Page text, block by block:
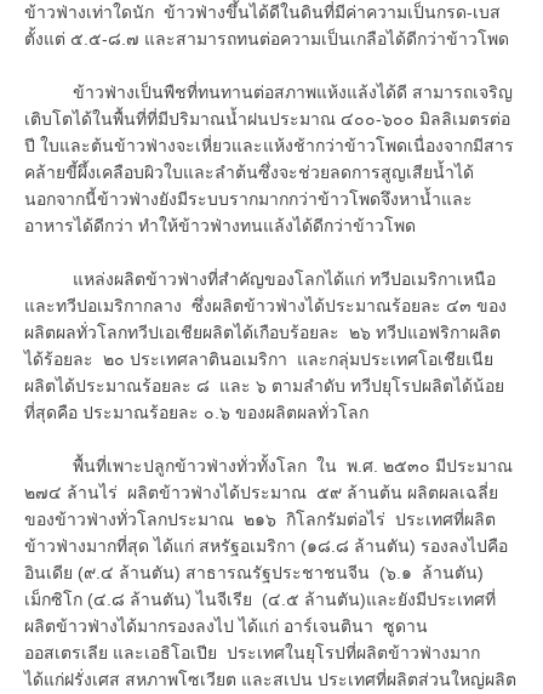
ข้าวฟ่างเท่าใดนัก ข้าวฟ่างขึ้นได้ดีในดินที่มีค่าความเป็นกรด-เบส
ตั้งแต่ ๕.๕-๘.๗ และสามารถทนต่อความเป็นเกลือได้ดีกว่าข้าวโพด
ข้าวฟ่างเป็นพืชที่ทนทานต่อสภาพแห้งแล้งได้ดี สามารถเจริญ
เติบโตได้ในพื้นที่ที่มีปริมาณน้ำฝนประมาณ ๔๐๐-๖๐๐ มิลลิเมตรต่อ
ปี ใบและต้นข้าวฟ่างจะเหี่ยวและแห้งช้ากว่าข้าวโพดเนื่องจากมีสาร
คล้ายขี้ผึ้งเคลือบผิวใบและลำต้นซึ่งจะช่วยลดการสูญเสียน้ำได้
นอกจากนี้ข้าวฟ่างยังมีระบบรากมากกว่าข้าวโพดจึงหาน้ำและ
อาหารได้ดีกว่า ทำให้ข้าวฟ่างทนแล้งได้ดีกว่าข้าวโพด
แหล่งผลิตข้าวฟ่างที่สำคัญของโลกได้แก่ ทวีปอเมริกาเหนือ
และทวีปอเมริกากลาง ซึ่งผลิตข้าวฟ่างได้ประมาณร้อยละ ๔๓ ของ
ผลิตผลทั่วโลกทวีปเอเชียผลิตได้เกือบร้อยละ ๒๖ ทวีปแอฟริกาผลิต
ได้ร้อยละ ๒๐ ประเทศลาตินอเมริกา และกลุ่มประเทศโอเชียเนีย
ผลิตได้ประมาณร้อยละ ๘ และ ๖ ตามลำดับ ทวีปยุโรปผลิตได้น้อย
ที่สุดคือ ประมาณร้อยละ ๐.๖ ของผลิตผลทั่วโลก
พื้นที่เพาะปลูกข้าวฟ่างทั่วทั้งโลก ใน พ.ศ. ๒๕๓๐ มีประมาณ
๒๗๔ ล้านไร่ ผลิตข้าวฟ่างได้ประมาณ ๕๙ ล้านต้น ผลิตผลเฉลี่ย
ของข้าวฟ่างทั่วโลกประมาณ ๒๑๖ กิโลกรัมต่อไร่ ประเทศที่ผลิต
ข้าวฟ่างมากที่สุด ได้แก่ สหรัฐอเมริกา (๑๘.๘ ล้านตัน) รองลงไปคือ
อินเดีย (๙.๔ ล้านตัน) สาธารณรัฐประชาชนจีน (๖.๑ ล้านตัน)
เม็กซิโก (๔.๘ ล้านตัน) ไนจีเรีย (๔.๕ ล้านตัน)และยังมีประเทศที่
ผลิตข้าวฟ่างได้มากรองลงไป ได้แก่ อาร์เจนตินา ซูดาน
ออสเตรเลีย และเอธิโอเปีย ประเทศในยุโรปที่ผลิตข้าวฟ่างมาก
ได้แก่ฝรั่งเศส สหภาพโซเวียต และสเปน ประเทศที่ผลิตส่วนใหญ่ผลิต